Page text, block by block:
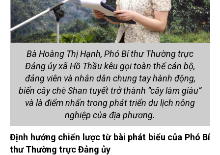
Bà Hoàng Thị Hạnh, Phó Bí thư Thường trực
Đảng ủy xã Hồ Thầu kêu gọi toàn thể cán bộ,
đảng viên và nhân dân chung tay hành động,
biến cây chè Shan tuyết trở thành “cây làm giàu”
và là điểm nhấn trong phát triển du lịch nông
nghiệp của địa phương.
Định hướng chiến lược từ bài phát biểu của Phó Bí
thư Thường trực Đảng ủy